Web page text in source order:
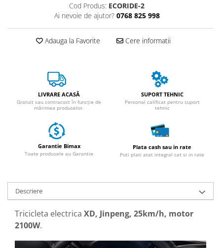
Cu 3 Roti fara Permis
Fara Permis
➔ RDB
➔ Kuba
PIESE DE SCHIMB
Acceleratii
Baterii
Baterii 48V
Cod Produs: ECORIDE-2
Ai nevoie de ajutor? 0768 825 998
Adauga la Favorite Cere informatii
LIVRARE ACASĂ
Gratuit sau contracost în funcție de
mărimea produselor.
SUPORT TEHNIC
Personal calificat pentru suport
tehnic
Garantie Bimax
Toate produsele au Garantie
Plata cash sau in rate
Poti plati atat integral cat si in rate
Descriere
Tricicleta electrica XD, Jinpeng, 25km/h, motor
2100W.